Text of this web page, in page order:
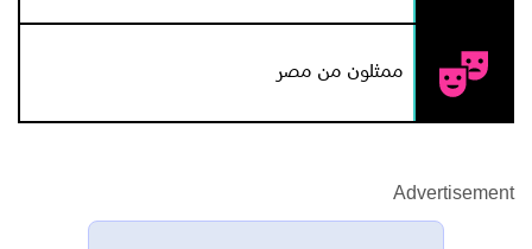
ممثلون من مصر
Advertisement